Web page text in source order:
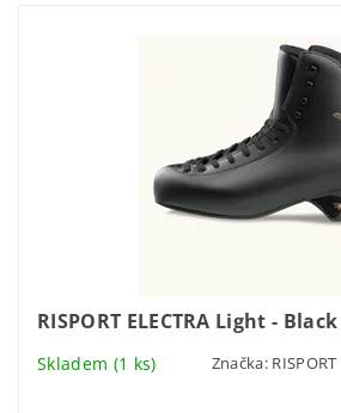
RISPORT ELECTRA Light - Black
Skladem (1 ks) Značka: RISPORT